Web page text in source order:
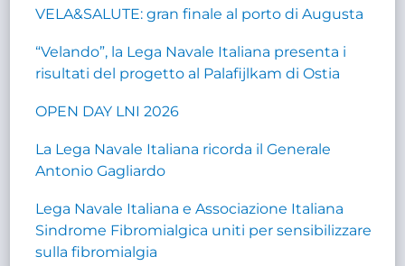
VELA&SALUTE: gran finale al porto di Augusta
“Velando”, la Lega Navale Italiana presenta i
risultati del progetto al Palafijlkam di Ostia
OPEN DAY LNI 2026
La Lega Navale Italiana ricorda il Generale
Antonio Gagliardo
Lega Navale Italiana e Associazione Italiana
Sindrome Fibromialgica uniti per sensibilizzare
sulla fibromialgia